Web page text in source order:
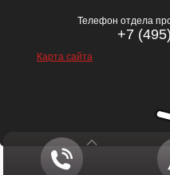
Телефон отдела
+7
Карта сайта